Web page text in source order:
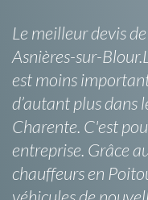
Le meilleur devis
Asnières-sur-
est moins
d’autant plus dans
Charente. C'est
entreprise. Grâce
chauffeurs en